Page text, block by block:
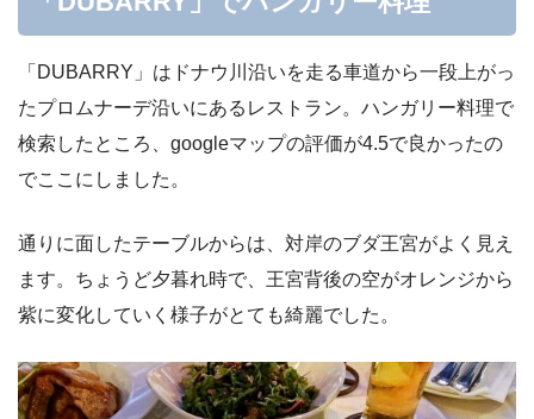
「DUBARRY」はドナウ川沿いを走る車道から一段上がっ
たプロムナーデ沿いにあるレストラン。ハンガリー料理で
検索したところ、googleマップの評価が4.5で良かったの
でここにしました。
通りに面したテーブルからは、対岸のブダ王宮がよく見え
ます。ちょうど夕暮れ時で、王宮背後の空がオレンジから
紫に変化していく様子がとても綺麗でした。